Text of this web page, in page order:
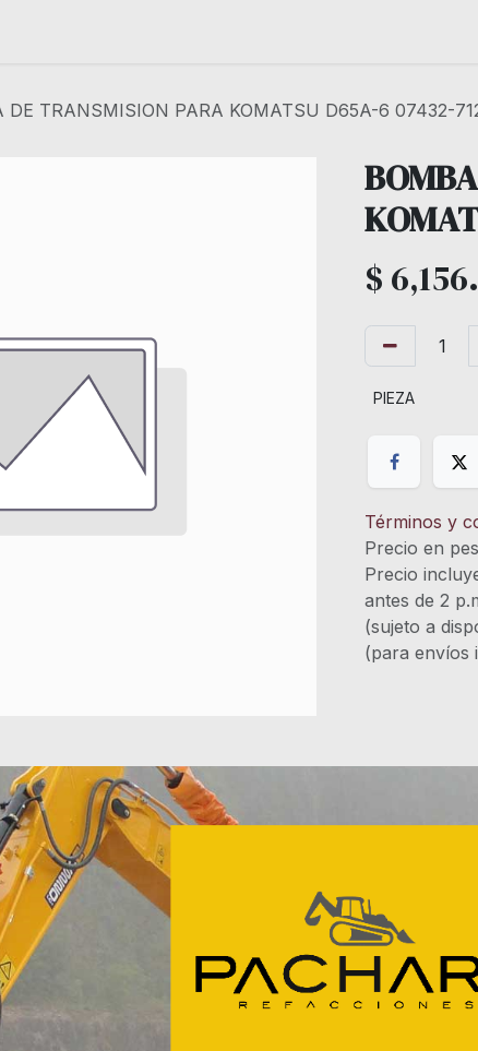
DE TRANSMISION PARA KOMATSU D65A-6 07432-
$
PIEZA
Términos y
Precio en
Precio
antes de 2
(sujeto a
(para envíos